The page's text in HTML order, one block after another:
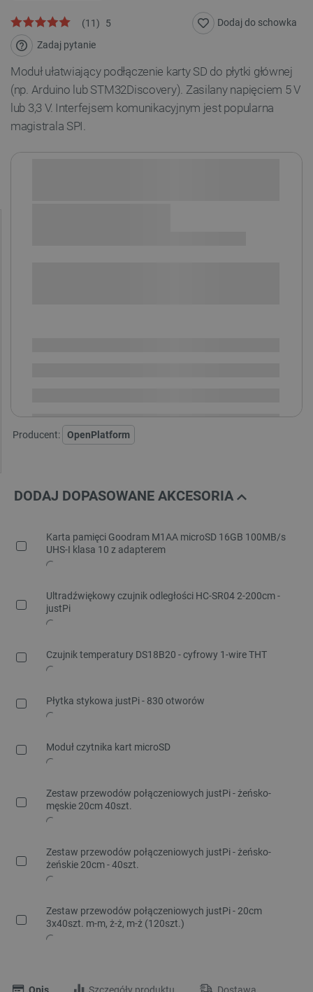
5
(11)
Zadaj pytanie
Dodaj do schowka
Moduł ułatwiający podłączenie karty SD do płytki głównej
(np. Arduino lub STM32Discovery). Zasilany napięciem 5 V
lub 3,3 V. Interfejsem komunikacyjnym jest popularna
magistrala SPI.
Producent: OpenPlatform
DODAJ DOPASOWANE AKCESORIA
Karta pamięci Goodram M1AA microSD 16GB 100MB/s
UHS-I klasa 10 z adapterem
Ultradźwiękowy czujnik odległości HC-SR04 2-200cm -
justPi
Czujnik temperatury DS18B20 - cyfrowy 1-wire THT
Płytka stykowa justPi - 830 otworów
Moduł czytnika kart microSD
Zestaw przewodów połączeniowych justPi - żeńsko-
męskie 20cm 40szt.
Zestaw przewodów połączeniowych justPi - żeńsko-
żeńskie 20cm - 40szt.
Zestaw przewodów połączeniowych justPi - 20cm
3x40szt. m-m, ż-ż, m-ż (120szt.)